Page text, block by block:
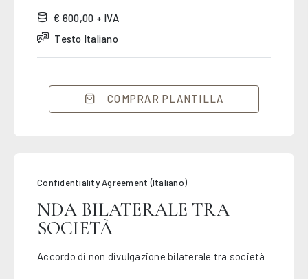
€ 600,00 + IVA
Testo Italiano
COMPRAR PLANTILLA
Confidentiality Agreement (Italiano)
NDA BILATERALE TRA
SOCIETÀ
Accordo di non divulgazione bilaterale tra società